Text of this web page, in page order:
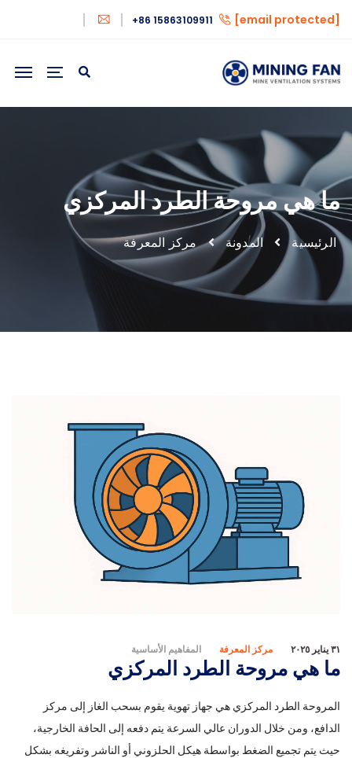
[email protected]
+86 15863109911
ما هي مروحة الطرد المركزي
الرئيسية المدونة مركز المعرفة
٣١ يناير ٢٠٢٥ مركز المعرفة المفاهيم الأساسية
ما هي مروحة الطرد المركزي
المروحة الطرد المركزي هي جهاز تهوية يقوم بسحب الغاز إلى مركز
الدافع، ومن خلال الدوران عالي السرعة يتم دفعه إلى الحافة الخارجية،
حيث يتم تجميع الضغط بواسطة هيكل الحلزوني أو الناشر وتفريغه بشكل